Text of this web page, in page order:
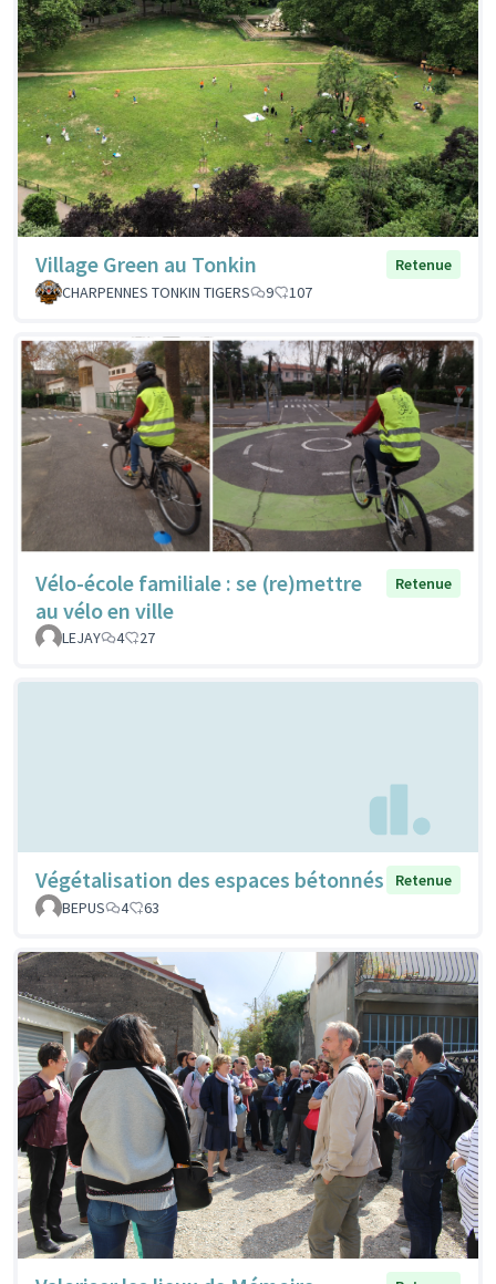
Village Green au Tonkin
Retenue
CHARPENNES TONKIN TIGERS
9 107
Vélo-école familiale : se (re)mettre
au vélo en ville
Retenue
LEJAY 4 27
Végétalisation des espaces bétonnés
Retenue
BEPUS
4 63